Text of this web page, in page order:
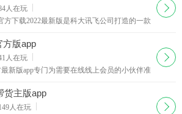
人在玩
方下载2022最新版是科大讯飞公司打造的一款
团队在线上进行协作。
下载
方版app
人在玩
新版app专门为需要在线线上会员的小伙伴准
公体验，相信不少的小伙伴都会需要
下载
货主版app
人在玩
下载